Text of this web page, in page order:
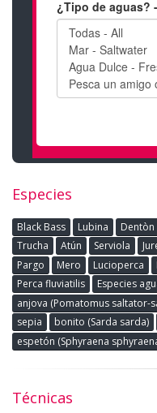
Especies
Black Bass Lubina Dentòn
Trucha
Atún Serviola
Pargo
Mero Lucioperca
Perca fluviatilis
Especies
anjova (Pomatomus saltator-
sepia
bonito (Sarda sarda)
espetón (Sphyraena
Técnicas